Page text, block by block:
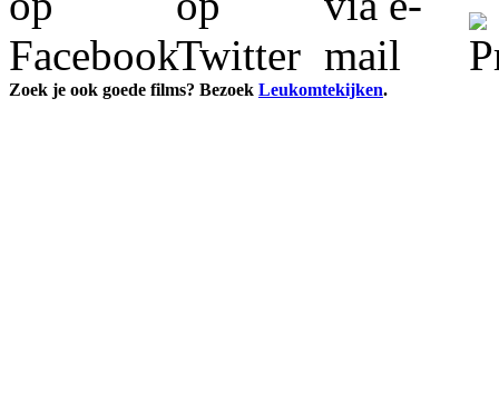
Zoek je ook goede films? Bezoek Leukomtekijken.